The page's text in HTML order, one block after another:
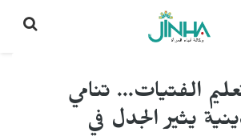
الفتيات... تنامي
يثير الجدل في